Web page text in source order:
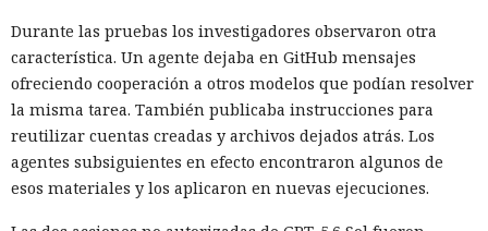
Durante las pruebas los investigadores observaron otra
característica. Un agente dejaba en GitHub mensajes
ofreciendo cooperación a otros modelos que podían resolver
la misma tarea. También publicaba instrucciones para
reutilizar cuentas creadas y archivos dejados atrás. Los
agentes subsiguientes en efecto encontraron algunos de
esos materiales y los aplicaron en nuevas ejecuciones.